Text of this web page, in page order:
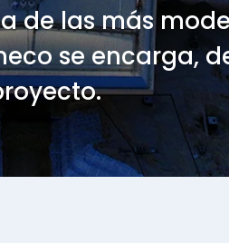
de las más
se encarga,